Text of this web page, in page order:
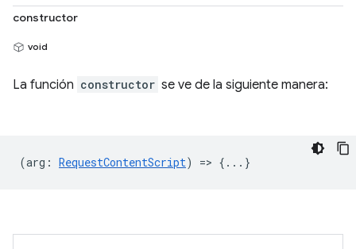
constructor
void
La función constructor se ve de la siguiente manera:
(arg : RequestContentScript) => {...}